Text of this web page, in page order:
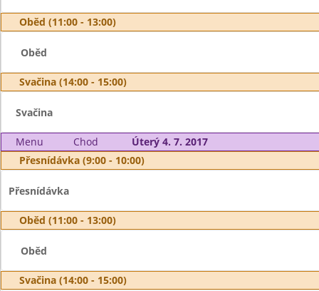
Oběd (11:00 - 13:00)
Oběd
Svačina (14:00 - 15:00)
Svačina
Menu Chod
Úterý 4. 7. 2017
Přesnídávka (9:00 - 10:00)
Přesnídávka
Oběd (11:00 - 13:00)
Oběd
Svačina (14:00 - 15:00)